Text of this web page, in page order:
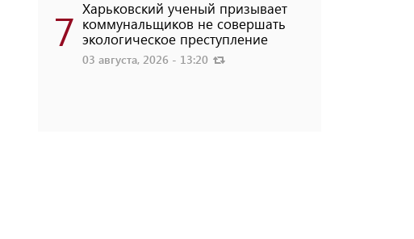
7 Харьковский ученый призывает
коммунальщиков не совершать
экологическое преступление
03 августа, 2026 - 13:20